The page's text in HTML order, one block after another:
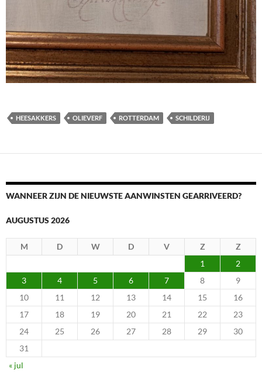
HEESAKKERS OLIEVERF ROTTERDAM SCHILDERIJ
WANNEER ZIJN DE NIEUWSTE AANWINSTEN GEARRIVEERD?
AUGUSTUS 2026
M D W D V Z
Z
1
2
3
4 5 6 7 8
9
10
11 12 13 14 15
16
17
18 19 20 21 22
23
24
25 26 27 28 29
30
31
« jul